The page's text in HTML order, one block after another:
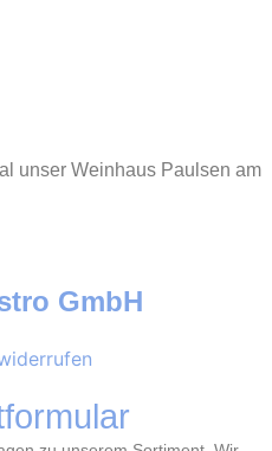
unser Weinhaus Paulsen am
GmbH